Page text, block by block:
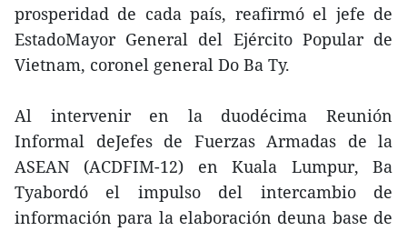
prosperidad de cada país, reafirmó el jefe de
EstadoMayor General del Ejército Popular de
Vietnam, coronel general Do Ba Ty.
Al intervenir en la duodécima Reunión
Informal deJefes de Fuerzas Armadas de la
ASEAN (ACDFIM-12) en Kuala Lumpur, Ba
Tyabordó el impulso del intercambio de
información para la elaboración deuna base de